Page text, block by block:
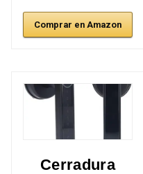
Comprar en Amazon
Cerradura